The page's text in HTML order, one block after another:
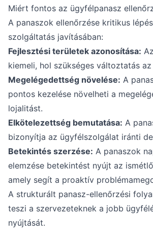
Miért fontos az ügyfélpanasz
A panaszok ellenőrzése kritikus
szolgáltatás javításában:
Fejlesztési területek azonosítása:
kiemeli, hol szükséges változtatás
Megelégedettség növelése: A
pontos kezelése növelheti a
lojalitást.
Elkötelezettség bemutatása: A
bizonyítja az ügyfélszolgálat iránti
Betekintés szerzése: A panaszok
elemzése betekintést nyújt az
amely segít a proaktív
A strukturált panasz-ellenőrzési
teszi a szervezeteknek a jobb
nyújtását.